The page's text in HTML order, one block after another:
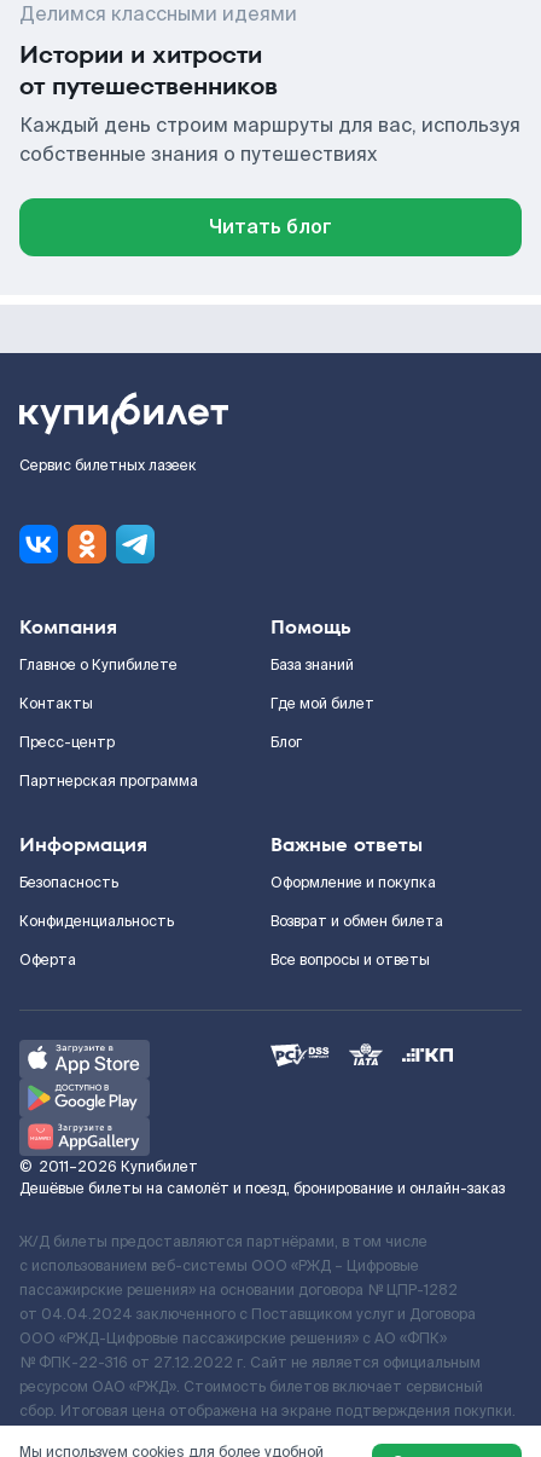
Делимся классными идеями
Истории и хитрости
от путешественников
Каждый день строим маршруты для вас, используя
собственные знания о путешествиях
Читать блог
Сервис билетных лазеек
Компания
Главное о Купибилете
Контакты
Пресс-центр
Партнерская программа
Помощь
База знаний
Где мой билет
Блог
Информация
Безопасность
Конфиденциальность
Оферта
Важные ответы
Оформление и покупка
Возврат и обмен билета
Все вопросы и ответы
© 2011–2026 Купибилет
Дешёвые билеты на самолёт и поезд, бронирование и онлайн-заказ
Ж/Д билеты предоставляются партнёрами, в том числе
с использованием веб-системы ООО «РЖД – Цифровые
пассажирские решения» на основании договора № ЦПР-1282
от 04.04.2024 заключенного с Поставщиком услуг и Договора
ООО «РЖД-Цифровые пассажирские решения» c АО «ФПК»
№ ФПК-22-316 от 27.12.2022 г. Сайт не является официальным
ресурсом ОАО «РЖД». Стоимость билетов включает сервисный
сбор. Итоговая цена отображена на экране подтверждения покупки.
Мы используем cookies для более удобной